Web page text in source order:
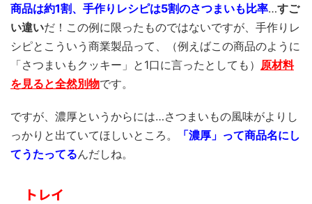
商品は約1割、手作りレシピは5割のさつまいも比率…すご
い違いだ！この例に限ったものではないですが、手作りレ
シピとこういう商業製品って、（例えばこの商品のように
「さつまいもクッキー」と1口に言ったとしても） 原材料
を見ると全然別物です。
ですが、濃厚というからには…さつまいもの風味がよりし
っかりと出ていてほしいところ。
「濃厚」って商品名にし
てうたってるんだしね。
トレイ